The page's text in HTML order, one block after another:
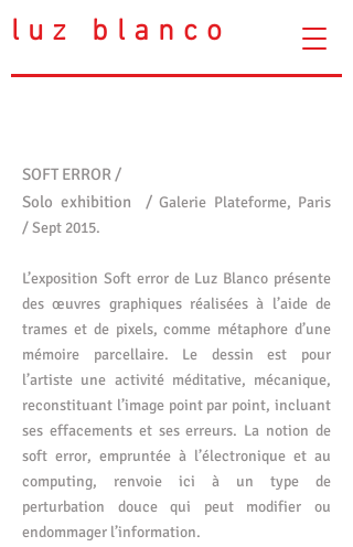
luz blanco
SOFT ERROR /
Solo exhibition / Galerie Plateforme, Paris
/Sept 2015.
L’exposition Soft error de Luz Blanco présente
des œuvres graphiques réalisées à l’aide de
trames et de pixels, comme métaphore d’une
mémoire parcellaire. Le dessin est pour
l’artiste une activité méditative, mécanique,
reconstituant l’image point par point, incluant
ses effacements et ses erreurs. La notion de
soft error, empruntée à l’électronique et au
computing, renvoie ici à un type de
perturbation douce qui peut modifier ou
endommager l’information.